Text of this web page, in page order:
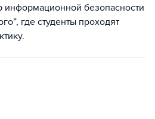
информационной безопасности
где студенты проходят